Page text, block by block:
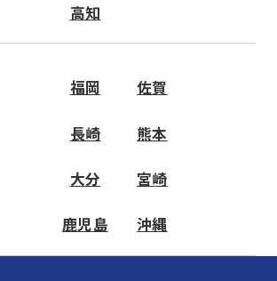
高知
福岡 佐賀
長崎 熊本
大分 宮崎
鹿児島 沖縄